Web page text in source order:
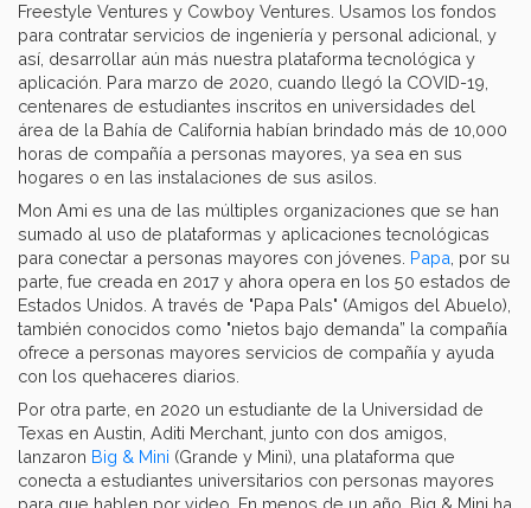
Freestyle Ventures y Cowboy Ventures. Usamos los fondos
para contratar servicios de ingeniería y personal adicional, y
así, desarrollar aún más nuestra plataforma tecnológica y
aplicación. Para marzo de 2020, cuando llegó la COVID-19,
centenares de estudiantes inscritos en universidades del
área de la Bahía de California habían brindado más de 10,000
horas de compañía a personas mayores, ya sea en sus
hogares o en las instalaciones de sus asilos.
Mon Ami es una de las múltiples organizaciones que se han
sumado al uso de plataformas y aplicaciones tecnológicas
para conectar a personas mayores con jóvenes. Papa , por su
parte, fue creada en 2017 y ahora opera en los 50 estados de
Estados Unidos. A través de "Papa Pals" (Amigos del Abuelo),
también conocidos como "nietos bajo demanda” la compañía
ofrece a personas mayores servicios de compañía y ayuda
con los quehaceres diarios.
Por otra parte, en 2020 un estudiante de la Universidad de
Texas en Austin, Aditi Merchant, junto con dos amigos,
lanzaron Big & Mini (Grande y Mini), una plataforma que
conecta a estudiantes universitarios con personas mayores